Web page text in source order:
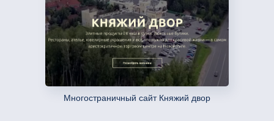
Многостраничный сайт Княжий двор